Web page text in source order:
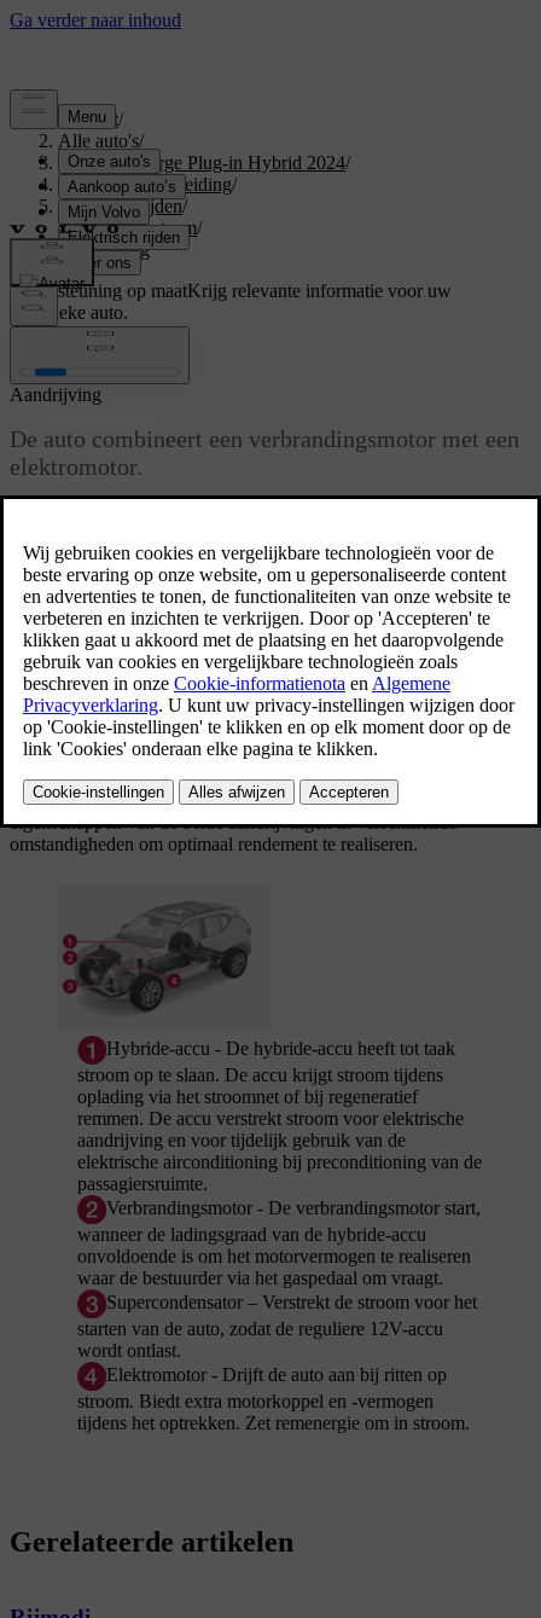
Support/
Alle auto's/
XC40 Recharge Plug-in Hybrid 2024/
Gebruikershandleiding/
Starten en rijden/
Aandrijfsysteem/
Aandrijving
Ondersteuning op maatKrijg relevante informatie voor uw
specifieke auto.
Aandrijving
De auto combineert een verbrandingsmotor met een
elektromotor.
Twee aandrijvingen
Afhankelijk van de gekozen rijmodus en de beschikbare energie
kunnen de beide aandrijvingen elk afzonderlijk of tegelijkertijd
worden gebruikt.
De elektromotor krijgt stroom uit een hybride-accu die in de
tunnelconsole ligt. De hybride-accu is op te laden aan een
stopcontact of via een speciaal laadstation.
Zowel de verbrandingsmotor als de elektromotor kan de wielen
direct aandrijven. Een geavanceerd regelsysteem benut de
eigenschappen van de beide aandrijvingen in verschillende
omstandigheden om optimaal rendement te realiseren.
Hybride-accu - De hybride-accu heeft tot taak
stroom op te slaan. De accu krijgt stroom tijdens
oplading via het stroomnet of bij regeneratief
remmen. De accu verstrekt stroom voor elektrische
aandrijving en voor tijdelijk gebruik van de
elektrische airconditioning bij preconditioning van de
passagiersruimte.
Verbrandingsmotor - De verbrandingsmotor start,
wanneer de ladingsgraad van de hybride-accu
onvoldoende is om het motorvermogen te realiseren
waar de bestuurder via het gaspedaal om vraagt.
Supercondensator – Verstrekt de stroom voor het
starten van de auto, zodat de reguliere 12V-accu
wordt ontlast.
Elektromotor - Drijft de auto aan bij ritten op
stroom. Biedt extra motorkoppel en -vermogen
tijdens het optrekken. Zet remenergie om in stroom.
Gerelateerde artikelen